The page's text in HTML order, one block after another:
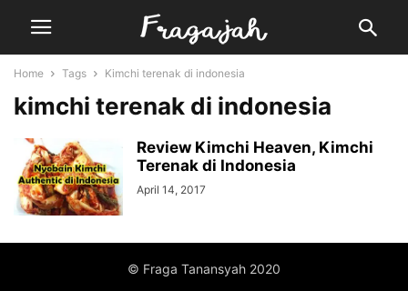
Home Tags Kimchi terenak di indonesia
kimchi terenak di indonesia
Review Kimchi Heaven, Kimchi
Terenak di Indonesia
April 14, 2017
© Fraga Tanansyah 2020